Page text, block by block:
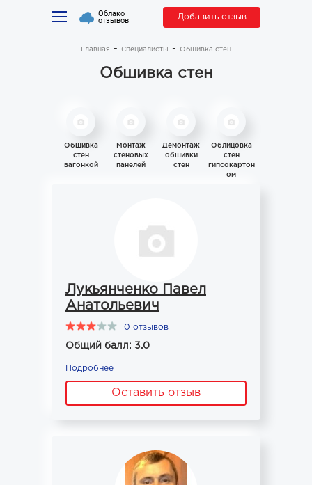
Облако
отзывов Добавить отзыв
Главная Специалисты Обшивка стен
Обшивка стен
Обшивка
стен
вагонкой
Монтаж
стеновых
панелей
Демонтаж
обшивки
стен
Облицовка
стен
гипсокартон
ом
Лукьянченко Павел
Анатольевич
0 отзывов
Общий балл: 3.0
Подробнее
Оставить отзыв